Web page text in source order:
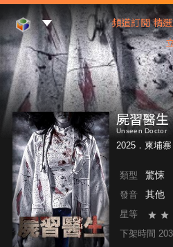
Mod Web頻道訂閱 精
屍習醫生
Unseen Doctor
2025．柬埔寨
類型 驚悚
發音 其他
星等
下架時間